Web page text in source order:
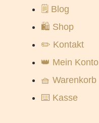
🗒️ Blog
🛍️ Shop
✏️ Kontakt
👑 Mein Konto
🧺 Warenkorb
⌨️ Kasse